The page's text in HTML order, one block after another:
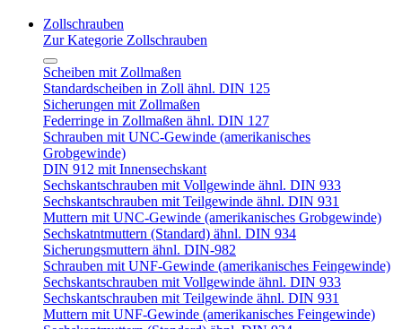
Zollschrauben
Zur Kategorie Zollschrauben
Scheiben mit Zollmaßen
Standardscheiben in Zoll ähnl. DIN 125
Sicherungen mit Zollmaßen
Federringe in Zollmaßen ähnl. DIN 127
Schrauben mit UNC-Gewinde (amerikanisches
Grobgewinde)
DIN 912 mit Innensechskant
Sechskantschrauben mit Vollgewinde ähnl. DIN 933
Sechskantschrauben mit Teilgewinde ähnl. DIN 931
Muttern mit UNC-Gewinde (amerikanisches Grobgewinde)
Sechskatntmuttern (Standard) ähnl. DIN 934
Sicherungsmuttern ähnl. DIN-982
Schrauben mit UNF-Gewinde (amerikanisches Feingewinde)
Sechskantschrauben mit Vollgewinde ähnl. DIN 933
Sechskantschrauben mit Teilgewinde ähnl. DIN 931
Muttern mit UNF-Gewinde (amerikanisches Feingewinde)